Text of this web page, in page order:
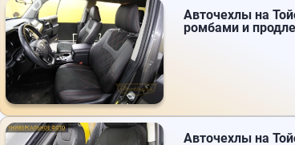
Авточехлы на
ромбами и
Авточехлы на